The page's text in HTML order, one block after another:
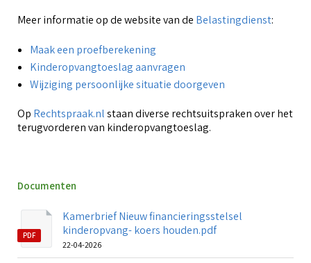
Meer informatie op de website van de Belastingdienst:
Maak een proefberekening
Kinderopvangtoeslag aanvragen
Wijziging persoonlijke situatie doorgeven
Op Rechtspraak.nlstaan diverse rechtsuitspraken over het
terugvorderen van kinderopvangtoeslag.
Documenten
PDF
Kamerbrief Nieuw financieringsstelsel
kinderopvang- koers houden.pdf
22-04-2026